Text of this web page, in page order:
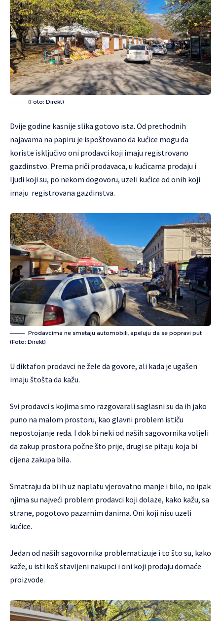
(Foto: Direkt)
Dvije godine kasnije slika gotovo ista. Od prethodnih
najavama na papiru je ispoštovano da kućice mogu da
koriste isključivo oni prodavci koji imaju registrovano
gazdinstvo. Prema priči prodavaca, u kućicama prodaju i
ljudi koji su, po nekom dogovoru, uzeli kućice od onih koji
imaju registrovana gazdinstva.
Prodavcima ne smetaju automobili, apeluju da se popravi put
(Foto: Direkt)
U diktafon prodavci ne žele da govore, ali kada je ugašen
imaju štošta da kažu.
Svi prodavci s kojima smo razgovarali saglasni su da ih jako
puno na malom prostoru, kao glavni problem ističu
nepostojanje reda. I dok bi neki od naših sagovornika voljeli
da zakup prostora počne što prije, drugi se pitaju koja bi
cijena zakupa bila.
Smatraju da bi ih uz naplatu vjerovatno manje i bilo, no ipak
njima su najveći problem prodavci koji dolaze, kako kažu, sa
strane, pogotovo pazarnim danima. Oni koji nisu uzeli
kućice.
Jedan od naših sagovornika problematizuje i to što su, kako
kaže, u isti koš stavljeni nakupci i oni koji prodaju domaće
proizvode.